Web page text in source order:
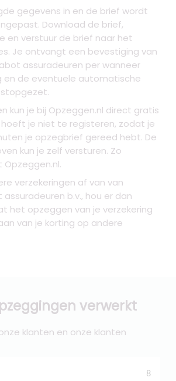
gegevens in en de brief wordt
Download de brief,
en verstuur de brief naar het
Je ontvangt een bevestiging van
assuradeuren per wanneer
en de eventuele automatische
kun je bij Opzeggen.nl direct gratis
je niet te registeren, zodat je
je opzegbrief gereed hebt. De
kun je zelf versturen. Zo
Opzeggen.nl.
verzekeringen af van van
b.v., hou er dan
het opzeggen van je verzekering
van je korting op andere
verwerkt
klanten en onze klanten
8